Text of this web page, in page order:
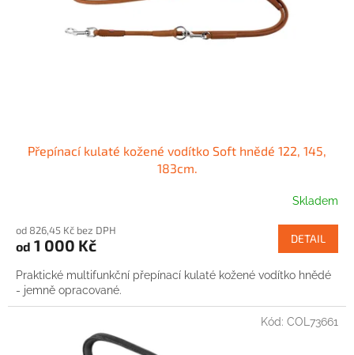
Přepínací kulaté kožené vodítko Soft hnědé 122, 145,
183cm.
Skladem
od 826,45 Kč bez DPH
od 1 000 Kč DETAIL
Praktické multifunkční přepínací kulaté kožené vodítko hnědé
- jemně opracované.
Kód: COL73661